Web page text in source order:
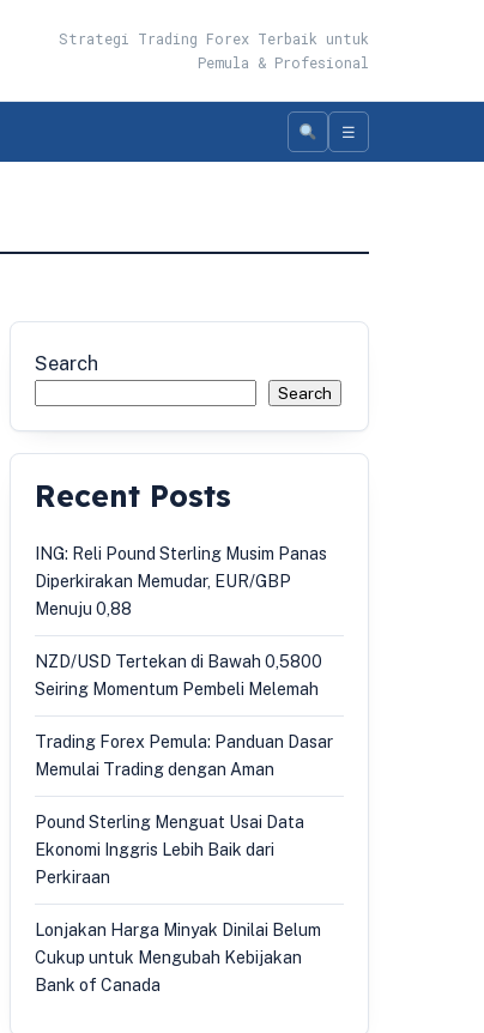
Strategi Trading Forex Terbaik untuk
Pemula & Profesional
☰
Search
Search
Recent Posts
ING: Reli Pound Sterling Musim Panas
Diperkirakan Memudar, EUR/GBP
Menuju 0,88
NZD/USD Tertekan di Bawah 0,5800
Seiring Momentum Pembeli Melemah
Trading Forex Pemula: Panduan Dasar
Memulai Trading dengan Aman
Pound Sterling Menguat Usai Data
Ekonomi Inggris Lebih Baik dari
Perkiraan
Lonjakan Harga Minyak Dinilai Belum
Cukup untuk Mengubah Kebijakan
Bank of Canada